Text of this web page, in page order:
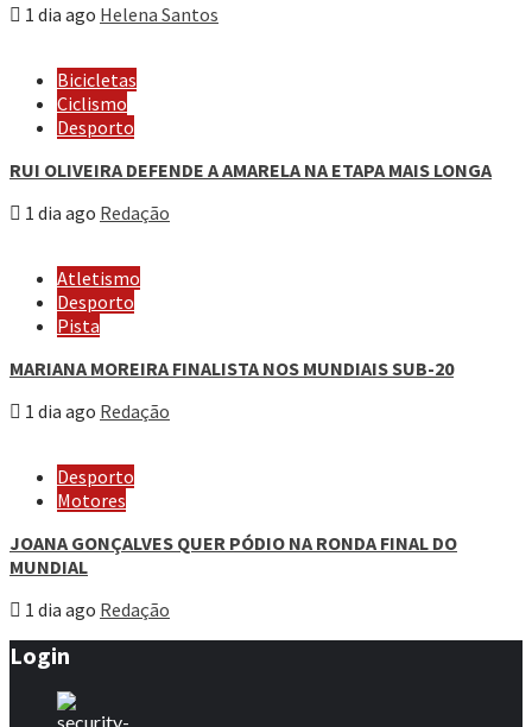
1 dia ago Helena Santos
Bicicletas
Ciclismo
Desporto
RUI OLIVEIRA DEFENDE A AMARELA NA ETAPA MAIS LONGA
1 dia ago Redação
Atletismo
Desporto
Pista
MARIANA MOREIRA FINALISTA NOS MUNDIAIS SUB-20
1 dia ago Redação
Desporto
Motores
JOANA GONÇALVES QUER PÓDIO NA RONDA FINAL DO
MUNDIAL
1 dia ago Redação
Login